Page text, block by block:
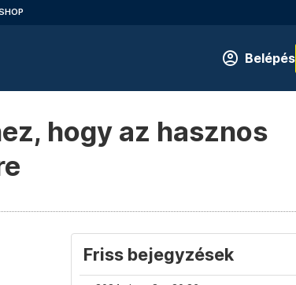
Belépés
hogy az hasznos
Friss bejegyzések